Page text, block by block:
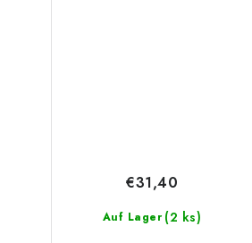
Auf Lager (2 ks)
€31,40